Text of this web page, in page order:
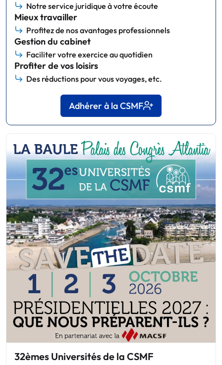
Notre service juridique à votre écoute
Mieux travailler
Profitez de nos avantages professionnels
Gestion du cabinet
Faciliter votre exercice au quotidien
Profiter de vos loisirs
Des réductions pour vous voyages, etc.
Adhérer à la CSMF
32èmes Universités de la CSMF